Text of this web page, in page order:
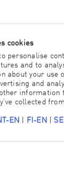
cookies
personalise
and to
about your use
and
information
collected
EN FI-EN